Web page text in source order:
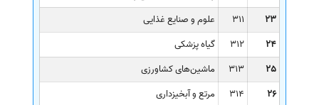
23
311
علوم و صنایع غذایی
24
312
گیاه پزشکی
25
313
ماشین‌های کشاورزی
26
314 مرتع و آبخیزداری